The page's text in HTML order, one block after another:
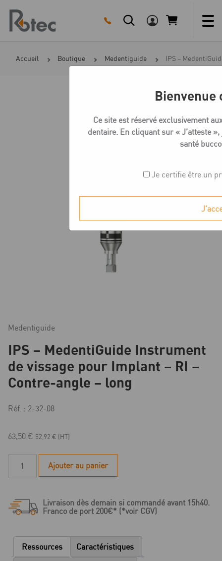
content
Accueil Boutique Medentiguide IPS –
Medentiguide
IPS – MedentiGuide Instrument
de vissage pour Implant – RI –
Contre-angle – long
Réf. : 2-32-08
63,50 € 52,92 € (HT)
MedentiGuide
vissage
pour
Ajouter au panier
Livraison dès demain si commandé avant 15h40.
Franco de port 200€* (*voir CGV)
Ressources Caractéristiques
Bienvenue
Ce site est réservé exclusivement
dentaire. En cliquant sur « J’atteste
santé
Je certifie être un